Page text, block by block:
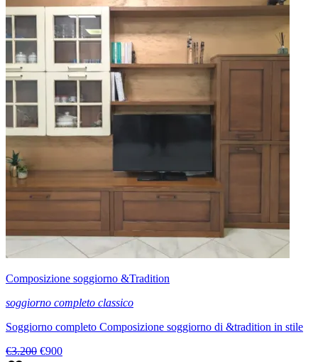
Composizione soggiorno &Tradition
soggiorno completo classico
Soggiorno completo Composizione soggiorno di &tradition in stile
€3.200 €900